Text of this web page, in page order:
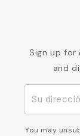
Sign up for
and
You may